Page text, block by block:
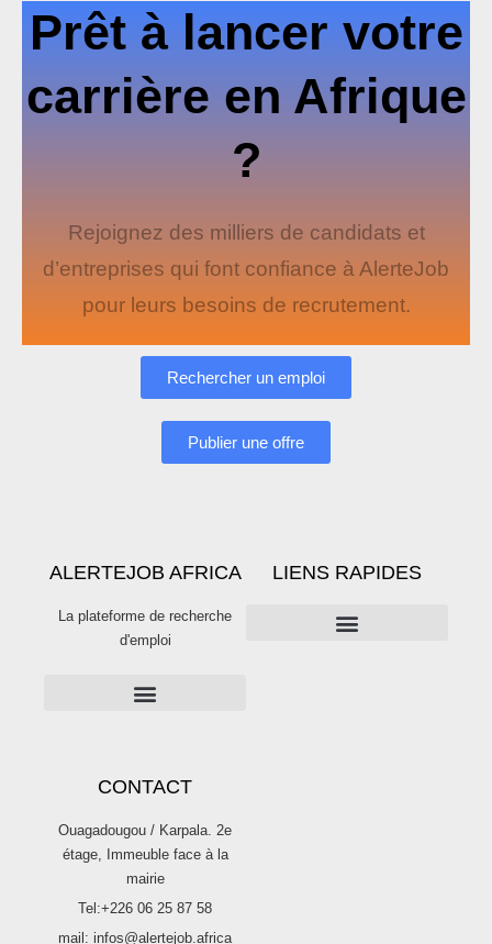
Prêt à lancer votre
carrière en Afrique
?
Rejoignez des milliers de candidats et
d’entreprises qui font confiance à AlerteJob
pour leurs besoins de recrutement.
Rechercher un emploi
Publier une offre
ALERTEJOB AFRICA
La plateforme de recherche
d'emploi
LIENS RAPIDES
CONTACT
Ouagadougou / Karpala. 2e
étage, Immeuble face à la
mairie
Tel:+226 06 25 87 58
mail: infos@alertejob.africa